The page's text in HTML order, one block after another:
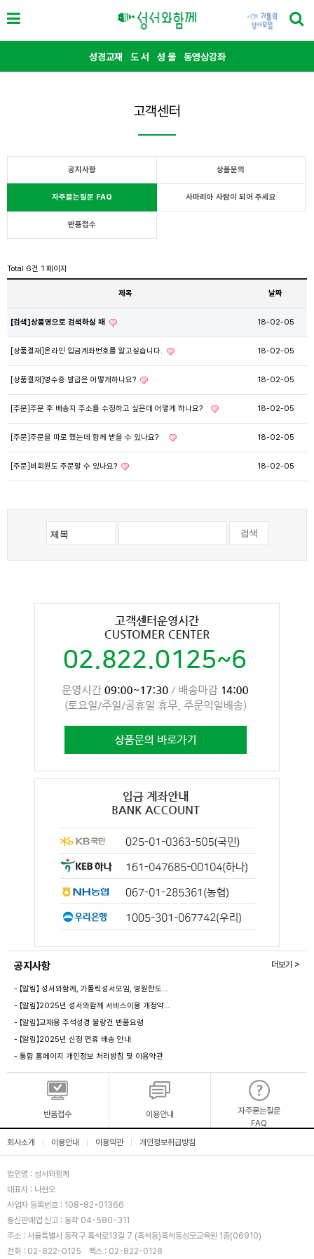
성경교재 도 서 성 물 동영상강좌
고객센터
공지사항 상품문의
자주묻는질문 FAQ 사마리아 사람이 되어 주세요
반품접수
Total 6건 1 페이지
제목 날짜
[검색]상품명으로 검색하실 때 18-02-05
[상품결재]온라인 입금계좌번호를 알고싶습니다. 18-02-05
[상품결재]영수증 발급은 어떻게하나요? 18-02-05
[주문]주문 후 배송지 주소를 수정하고 싶은데 어떻게 하나요? 18-02-05
[주문]주문을 따로 했는데 함께 받을 수 있나요? 18-02-05
[주문]비회원도 주문할 수 있나요? 18-02-05
공지사항
- 【알림】 성서와함께, 가톨릭성서모임, 영원한도…
- 【알림】2025년 성서와함께 서비스이용 개정약…
- 【알림】교재용 주석성경 불량건 반품요령
- 【알림】2025년 신정 연휴 배송 안내
- 통합 홈페이지 개인정보 처리방침 및 이용약관
더보기 >
반품접수 이용안내
자주묻는질문
FAQ
회사소개
이용안내 이용약관 개인정보취급방침
법인명 : 성서와함께
대표자 : 나현오
사업자 등록번호 : 108-82-01366
통신판매업 신고 : 동작 04-580-311
주소 : 서울특별시 동작구 흑석로13길 7 (흑석동)흑석동성모교육원 1층(06910)
전화 : 02-822-0125
팩스 : 02-822-0128